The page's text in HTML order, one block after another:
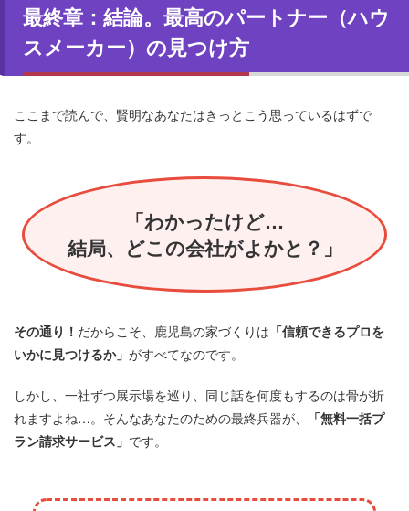
最終章：結論。最高のパートナー（ハウ
スメーカー）の見つけ方
ここまで読んで、賢明なあなたはきっとこう思っているはずで
す。
「わかったけど…
結局、どこの会社がよかと？」
その通り！ だからこそ、鹿児島の家づくりは 「信頼できるプロを
いかに見つけるか」 がすべてなのです。
しかし、一社ずつ展示場を巡り、同じ話を何度もするのは骨が折
れますよね…。そんなあなたのための最終兵器が、
「無料一括プ
ラン請求サービス」 です。